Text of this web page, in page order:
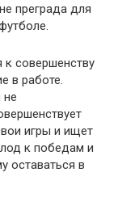
преграда для
совершенству
в работе.
не
игры и ищет
к победам и
оставаться в